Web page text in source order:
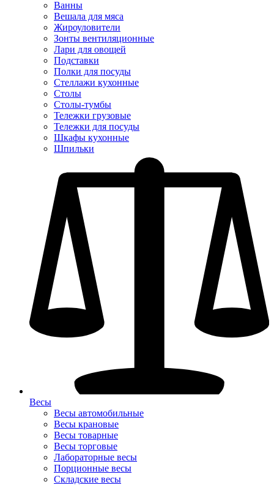
Ванны
Вешала для мяса
Жироуловители
Зонты вентиляционные
Лари для овощей
Подставки
Полки для посуды
Стеллажи кухонные
Столы
Столы-тумбы
Тележки грузовые
Тележки для посуды
Шкафы кухонные
Шпильки
Весы
Весы автомобильные
Весы крановые
Весы товарные
Весы торговые
Лабораторные весы
Порционные весы
Складские весы